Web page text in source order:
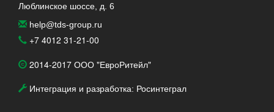
Люблинское шоссе, д. 6
help@tds-group.ru
+7 4012 31-21-00
2014-2017 ООО "ЕвроРитейл"
Интеграция и разработка: Росинтеграл